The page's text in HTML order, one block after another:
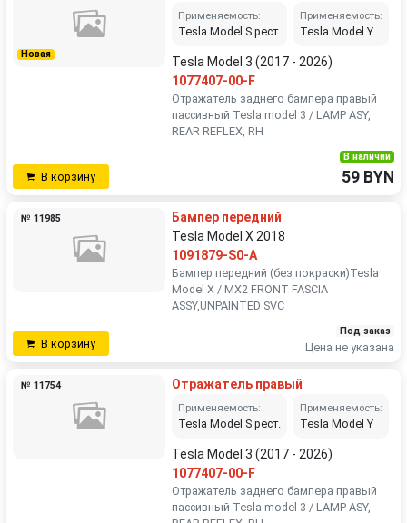
Новая
Применяемость:
Tesla Model S рест.
Применяемость:
Tesla Model Y
Tesla Model 3 (2017 - 2026)
1077407-00-F
Отражатель заднего бампера правый
пассивный Tesla model 3 / LAMP ASY,
REAR REFLEX, RH
В корзину
В наличии
59 BYN
№ 11985
Бампер передний
Tesla Model X 2018
1091879-S0-A
Бампер передний (без покраски)Tesla
Model X / MX2 FRONT FASCIA
ASSY,UNPAINTED SVC
В корзину
Под заказ
Цена не указана
№ 11754 Отражатель правый
Применяемость:
Tesla Model S рест.
Применяемость:
Tesla Model Y
Tesla Model 3 (2017 - 2026)
1077407-00-F
Отражатель заднего бампера правый
пассивный Tesla model 3 / LAMP ASY,